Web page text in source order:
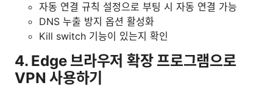
자동 연결 규칙 설정으로 부팅 시 자동 연결 가능
DNS 누출 방지 옵션 활성화
Kill switch 기능이 있는지 확인
4. Edge 브라우저 확장 프로그램으로
VPN 사용하기